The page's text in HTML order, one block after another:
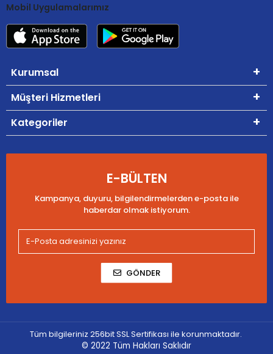
Mobil Uygulamalarımız
Kurumsal
Müşteri Hizmetleri
Kategoriler
E-BÜLTEN
Kampanya, duyuru, bilgilendirmelerden e-posta ile
haberdar olmak istiyorum.
GÖNDER
Tüm bilgileriniz 256bit SSL Sertifikası ile korunmaktadır.
© 2022 Tüm Hakları Saklıdır